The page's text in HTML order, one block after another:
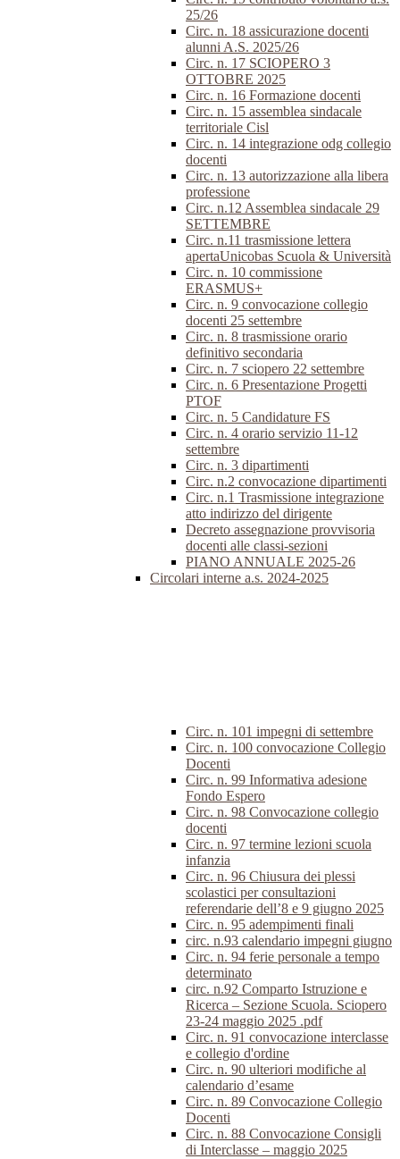
25/26
Circ. n. 18 assicurazione docenti
alunni A.S. 2025/26
Circ. n. 17 SCIOPERO 3
OTTOBRE 2025
Circ. n. 16 Formazione docenti
Circ. n. 15 assemblea sindacale
territoriale Cisl
Circ. n. 14 integrazione odg collegio
docenti
Circ. n. 13 autorizzazione alla libera
professione
Circ. n.12 Assemblea sindacale 29
SETTEMBRE
Circ. n.11 trasmissione lettera
apertaUnicobas Scuola & Università
Circ. n. 10 commissione
ERASMUS+
Circ. n. 9 convocazione collegio
docenti 25 settembre
Circ. n. 8 trasmissione orario
definitivo secondaria
Circ. n. 7 sciopero 22 settembre
Circ. n. 6 Presentazione Progetti
PTOF
Circ. n. 5 Candidature FS
Circ. n. 4 orario servizio 11-12
settembre
Circ. n. 3 dipartimenti
Circ. n.2 convocazione dipartimenti
Circ. n.1 Trasmissione integrazione
atto indirizzo del dirigente
Decreto assegnazione provvisoria
docenti alle classi-sezioni
PIANO ANNUALE 2025-26
Circolari interne a.s. 2024-2025
Circ. n. 101 impegni di settembre
Circ. n. 100 convocazione Collegio
Docenti
Circ. n. 99 Informativa adesione
Fondo Espero
Circ. n. 98 Convocazione collegio
docenti
Circ. n. 97 termine lezioni scuola
infanzia
Circ. n. 96 Chiusura dei plessi
scolastici per consultazioni
referendarie dell’8 e 9 giugno 2025
Circ. n. 95 adempimenti finali
circ. n.93 calendario impegni giugno
Circ. n. 94 ferie personale a tempo
determinato
circ. n.92 Comparto Istruzione e
Ricerca – Sezione Scuola. Sciopero
23-24 maggio 2025 .pdf
Circ. n. 91 convocazione interclasse
e collegio d'ordine
Circ. n. 90 ulteriori modifiche al
calendario d’esame
Circ. n. 89 Convocazione Collegio
Docenti
Circ. n. 88 Convocazione Consigli
di Interclasse – maggio 2025